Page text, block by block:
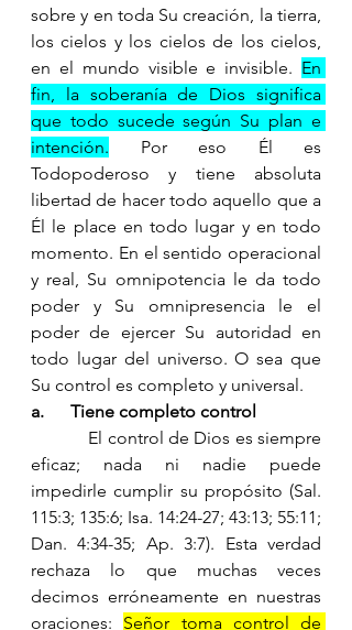
sobre y en toda Su creación, la tierra,
los cielos y los cielos de los cielos,
en el mundo visible e invisible. En
fin, la soberanía de Dios significa
que todo sucede según Su plan e
intención. Por eso Él es
Todopoderoso y tiene absoluta
libertad de hacer todo aquello que a
Él le place en todo lugar y en todo
momento. En el sentido operacional
y real, Su omnipotencia le da todo
poder y Su omnipresencia le el
poder de ejercer Su autoridad en
todo lugar del universo. O sea que
Su control es completo y universal.
a.      Tiene completo control
eficaz; nada ni nadie puede
impedirle cumplir su propósito (Sal.
115:3; 135:6; Isa. 14:24-27; 43:13; 55:11;
Dan. 4:34-35; Ap. 3:7). Esta verdad
rechaza lo que muchas veces
decimos erróneamente en nuestras
oraciones: Señor toma control de